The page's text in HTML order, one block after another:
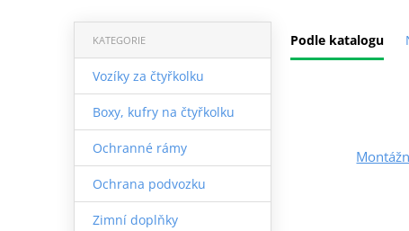
Podle katalogu
KATEGORIE
Vozíky za čtyřkolku
Boxy, kufry na čtyřkolku
Ochranné rámy
Ochrana podvozku
Zimní doplňky